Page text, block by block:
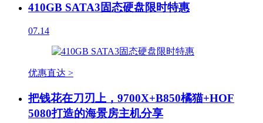
410GB SATA3固态硬盘限时特惠
07.14
优惠直达 >
把钱花在刀刃上，9700X+B850橘猫+HOF
5080打造的海景房主机分享